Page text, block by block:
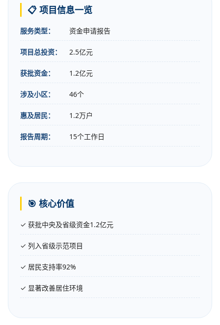
📋 项目信息一览
服务类型： 资金申请报告
项目总投资： 2.5亿元
获批资金： 1.2亿元
涉及小区： 46个
惠及居民： 1.2万户
报告周期： 15个工作日
🎯 核心价值
✓ 获批中央及省级资金1.2亿元
✓ 列入省级示范项目
✓ 居民支持率92%
✓ 显著改善居住环境